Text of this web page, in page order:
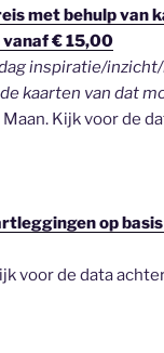
met behulp van
vanaf € 15,00
inspiratie/
kaarten van dat
Kijk voor de
op
voor de data